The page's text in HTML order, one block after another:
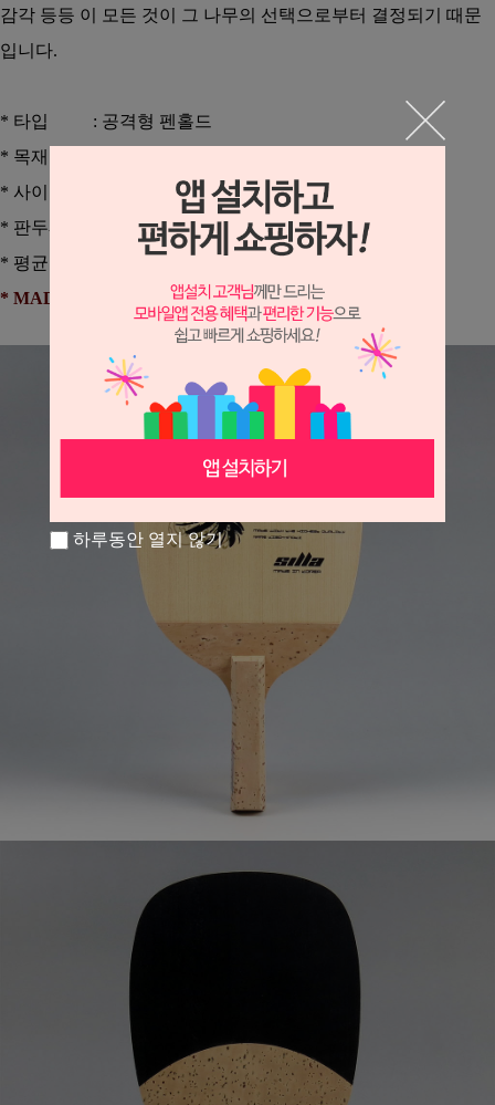
감각 등등 이 모든 것이 그 나무의 선택으로부터 결정되기 때문
입니다.
* 타입 : 공격형 펜홀드
* 목재구성 : 키소 히노키 단판
* 사이즈 : 255 * 134mm (러버 부착면 : 145 * 134mm)
* 판두께 : 10.5mm
* 평균중량 : 85~105g
* MADE IN KOREA
하루동안 열지 않기